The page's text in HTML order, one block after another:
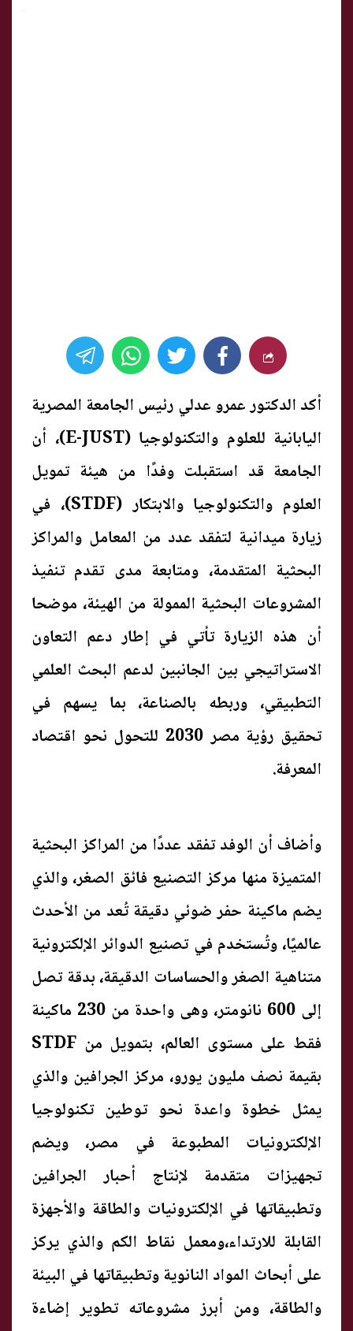
أكد الدكتور عمرو عدلي رئيس الجامعة المصرية
اليابانية للعلوم والتكنولوجيا (E-JUST)، أن
الجامعة قد استقبلت وفدًا من هيئة تمويل
العلوم والتكنولوجيا والابتكار (STDF)، في
زيارة ميدانية لتفقد عدد من المعامل والمراكز
البحثية المتقدمة، ومتابعة مدى تقدم تنفيذ
المشروعات البحثية الممولة من الهيئة، موضحا
أن هذه الزيارة تأتي في إطار دعم التعاون
الاستراتيجي بين الجانبين لدعم البحث العلمي
التطبيقي، وربطه بالصناعة، بما يسهم في
تحقيق رؤية مصر 2030 للتحول نحو اقتصاد
المعرفة.
وأضاف أن الوفد تفقد عددًا من المراكز البحثية
المتميزة منها مركز التصنيع فائق الصغر، والذي
يضم ماكينة حفر ضوئي دقيقة تُعد من الأحدث
عالميًا، وتُستخدم في تصنيع الدوائر الإلكترونية
متناهية الصغر والحساسات الدقيقة، بدقة تصل
إلى 600 نانومتر، وهى واحدة من 230 ماكينة
فقط على مستوى العالم، بتمويل من STDF
بقيمة نصف مليون يورو، مركز الجرافين والذي
يمثل خطوة واعدة نحو توطين تكنولوجيا
الإلكترونيات المطبوعة في مصر، ويضم
تجهيزات متقدمة لإنتاج أحبار الجرافين
وتطبيقاتها في الإلكترونيات والطاقة والأجهزة
القابلة للارتداء،ومعمل نقاط الكم والذي يركز
على أبحاث المواد النانوية وتطبيقاتها في البيئة
والطاقة، ومن أبرز مشروعاته تطوير إضاءة